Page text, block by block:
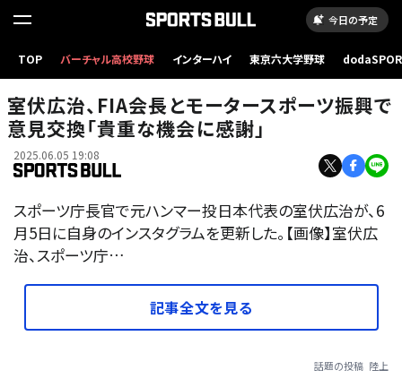
今日の予定
TOP バーチャル高校野球 インターハイ 東京六大学野球
室伏広治、FIA会長とモータースポーツ振興で
意見交換「貴重な機会に感謝」
2025.06.05 19:08
スポーツ庁長官で元ハンマー投日本代表の室伏広治が、6
月5日に自身のインスタグラムを更新した。【画像】室伏広
治、スポーツ庁…
記事全文を見る
話題の投稿 陸上